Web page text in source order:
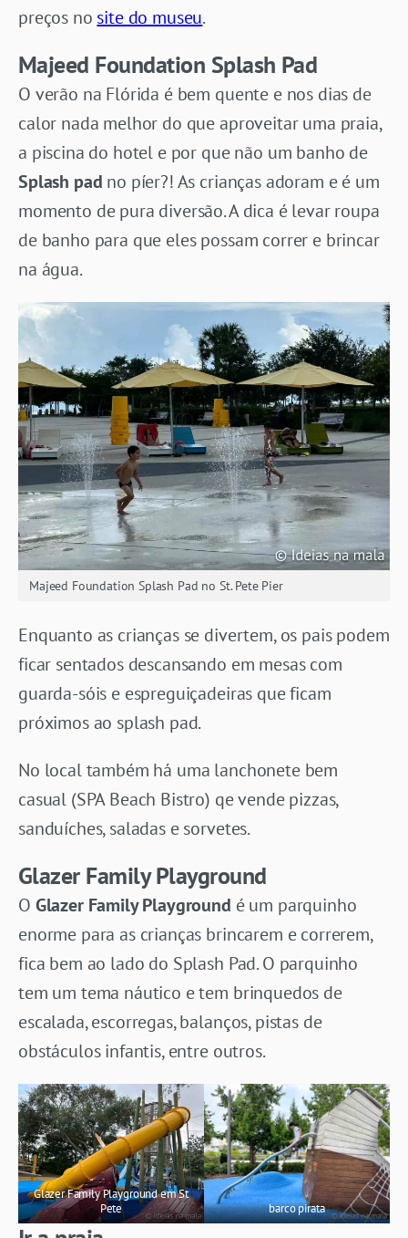
preços no site do museu.
Majeed Foundation Splash Pad
O verão na Flórida é bem quente e nos dias de
calor nada melhor do que aproveitar uma praia,
a piscina do hotel e por que não um banho de
Splash pad no píer?! As crianças adoram e é um
momento de pura diversão. A dica é levar roupa
de banho para que eles possam correr e brincar
na água.
Majeed Foundation Splash Pad no St. Pete Pier
Enquanto as crianças se divertem, os pais podem
ficar sentados descansando em mesas com
guarda-sóis e espreguiçadeiras que ficam
próximos ao splash pad.
No local também há uma lanchonete bem
casual (SPA Beach Bistro) qe vende pizzas,
sanduíches, saladas e sorvetes.
Glazer Family Playground
O Glazer Family Playground é um parquinho
enorme para as crianças brincarem e correrem,
fica bem ao lado do Splash Pad. O parquinho
tem um tema náutico e tem brinquedos de
escalada, escorregas, balanços, pistas de
obstáculos infantis, entre outros.
Glazer Family Playground em St
Pete
barco pirata